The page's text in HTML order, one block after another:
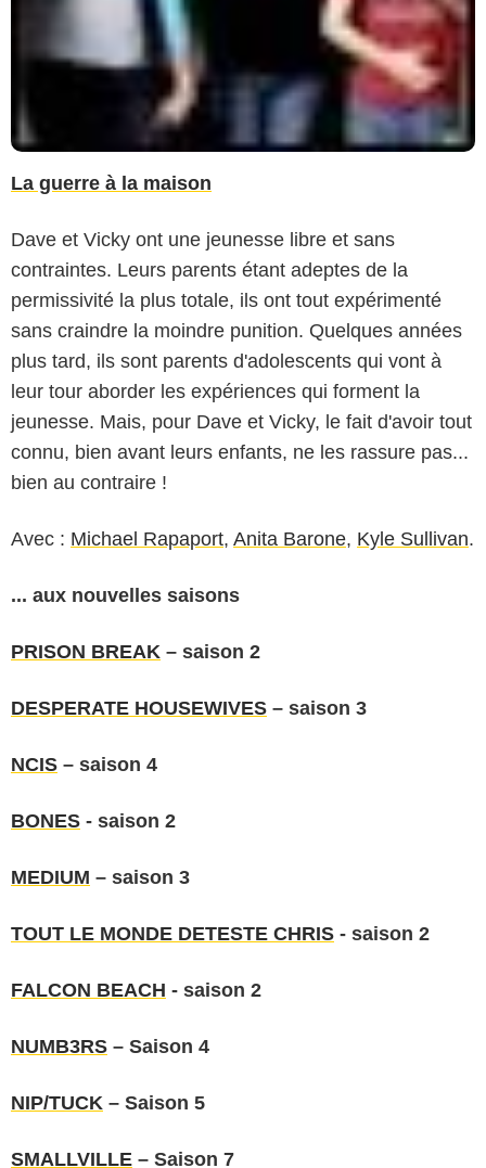
La guerre à la maison
Dave et Vicky ont une jeunesse libre et sans
contraintes. Leurs parents étant adeptes de la
permissivité la plus totale, ils ont tout expérimenté
sans craindre la moindre punition. Quelques années
plus tard, ils sont parents d'adolescents qui vont à
leur tour aborder les expériences qui forment la
jeunesse. Mais, pour Dave et Vicky, le fait d'avoir tout
connu, bien avant leurs enfants, ne les rassure pas...
bien au contraire !
Avec : Michael Rapaport, Anita Barone, Kyle Sullivan.
... aux nouvelles saisons
PRISON BREAK – saison 2
DESPERATE HOUSEWIVES – saison 3
NCIS – saison 4
BONES - saison 2
MEDIUM – saison 3
TOUT LE MONDE DETESTE CHRIS - saison 2
FALCON BEACH - saison 2
NUMB3RS – Saison 4
NIP/TUCK – Saison 5
SMALLVILLE – Saison 7